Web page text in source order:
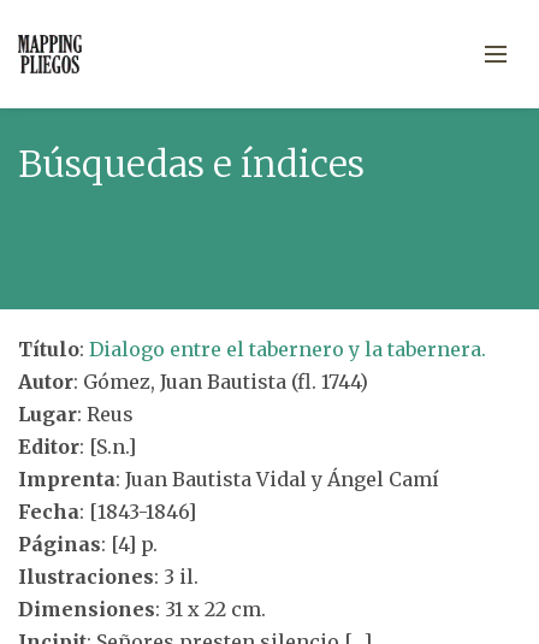
Búsquedas e índices
Título: Dialogo entre el tabernero y la tabernera.
Autor: Gómez, Juan Bautista (fl. 1744)
Lugar: Reus
Editor: [S.n.]
Imprenta: Juan Bautista Vidal y Ángel Camí
Fecha: [1843-1846]
Páginas: [4] p.
Ilustraciones: 3 il.
Dimensiones: 31 x 22 cm.